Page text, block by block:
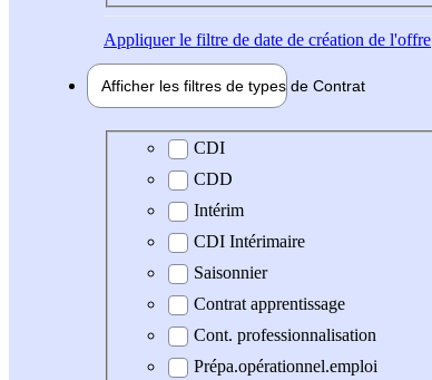
Appliquerle filtre de date de création de l'offre
Afficher les filtres de types de Contrat
Type de contrat
CDI
CDD
Intérim
CDI Intérimaire
Saisonnier
Contrat apprentissage
Cont. professionnalisation
Prépa.opérationnel.emploi